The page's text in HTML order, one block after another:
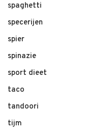
spaghetti
specerijen
spier
spinazie
sport dieet
taco
tandoori
tijm